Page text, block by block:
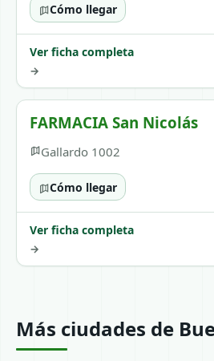
Cómo llegar
Ver ficha completa
→
FARMACIA San Nicolás
Gallardo 1002
Cómo llegar
Ver ficha completa
→
Más ciudades de